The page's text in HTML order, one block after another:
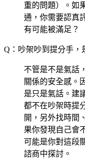
重的問題）。如
通，你需要認真
有可能被滿足？
Q：吵架吵到提分手，
不管是不是氣話
關係的安全感。
是只是氣話。建
都不在吵架時提
開，另外找時間
果你發現自己會
可能是你對這段
諮商中探討。